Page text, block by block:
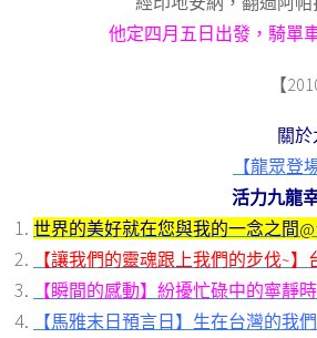
他定四月五日出發，騎單
【
關
【龍眾登
活力九龍
世界的美好就在您與我的一念之間
【讓我們的靈魂跟上我們的步伐~
【瞬間的感動】紛擾忙碌中的寧靜
【馬雅末日預言日】生在台灣的我